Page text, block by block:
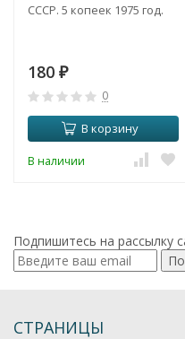
СССР. 5 копеек 1975 год.
180 ₽
0
В корзину
В наличии
Подпишитесь на рассылку
СТРАНИЦЫ